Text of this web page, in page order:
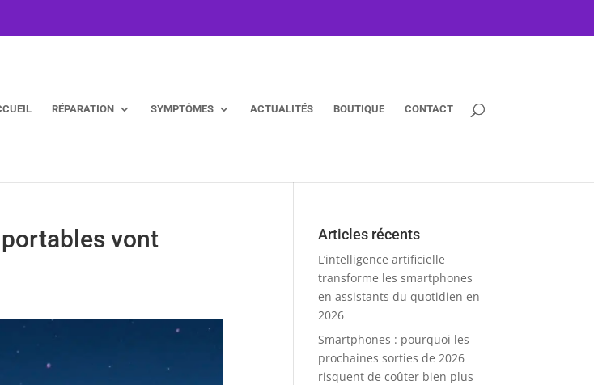
RÉPARATION SYMPTÔMES ACTUALITÉS BOUTIQUE CONTACT
vont
Articles récents
L’intelligence artificielle
transforme les smartphones
en assistants du quotidien en
2026
Smartphones : pourquoi les
prochaines sorties de 2026
risquent de coûter bien plus